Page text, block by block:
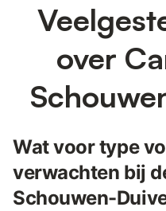
over
Wat voor type
verwachten bij
Schouwen-